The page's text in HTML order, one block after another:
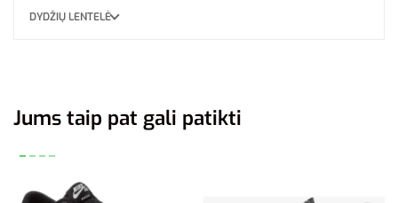
DYDŽIŲ LENTELĖ
Jums taip pat gali patikti